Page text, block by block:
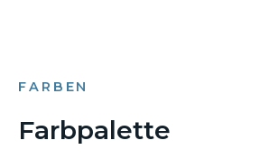
FARBEN
Farbpalette